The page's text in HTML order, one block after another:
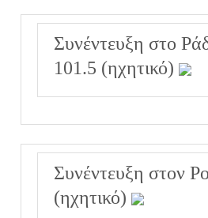
Συνέντευξη στο
101.5 (ηχητικό)
Συνέντευξη στον
(ηχητικό)